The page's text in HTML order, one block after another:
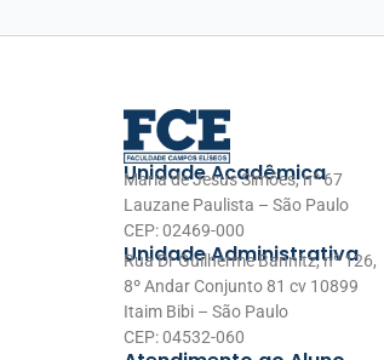
Unidade Acadêmica
Maria de Jesus Simões, nº 67
Lauzane Paulista – São Paulo
CEP: 02469-000
Unidade Administrativa
Rua Dr Guilherme Bannitz, nº 126,
8º Andar Conjunto 81 cv 10899
Itaim Bibi – São Paulo
CEP: 04532-060